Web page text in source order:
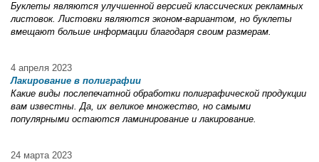
Буклеты являются улучшенной версией классических рекламных
листовок. Листовки являются эконом-вариантом, но буклеты
вмещают больше информации благодаря своим размерам.
4 апреля 2023
Лакирование в полиграфии
Какие виды послепечатной обработки полиграфической продукции
вам известны. Да, их великое множество, но самыми
популярными остаются ламинирование и лакирование.
24 марта 2023